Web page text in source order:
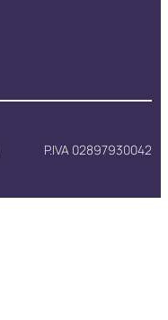
P.IVA 02897930042